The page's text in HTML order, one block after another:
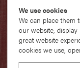
We use cookies
We can place them
our website,
great website
cookies we use,